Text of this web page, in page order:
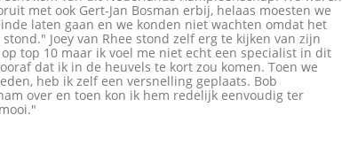
met ook Gert-Jan Bosman erbij, helaas moesten we
laten gaan en we konden niet wachten omdat het
Joey van Rhee stond zelf erg te kijken van zijn
top 10 maar ik voel me niet echt een specialist in dit
dat ik in de heuvels te kort zou komen. Toen we
heb ik zelf een versnelling geplaats. Bob
over en toen kon ik hem redelijk eenvoudig ter